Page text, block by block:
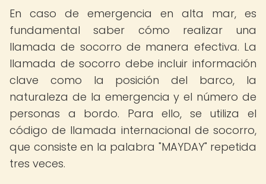
En caso de emergencia en alta mar, es
fundamental saber cómo realizar una
llamada de socorro de manera efectiva. La
llamada de socorro debe incluir información
clave como la posición del barco, la
naturaleza de la emergencia y el número de
personas a bordo. Para ello, se utiliza el
código de llamada internacional de socorro,
que consiste en la palabra "MAYDAY" repetida
tres veces.